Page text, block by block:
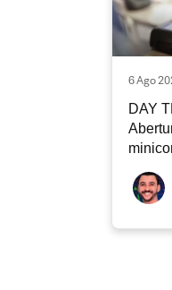
6 Ago
DAY